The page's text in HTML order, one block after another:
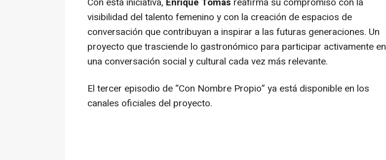
visibilidad del talento femenino y con la creación de espacios de
conversación que contribuyan a inspirar a las futuras generaciones. Un
proyecto que trasciende lo gastronómico para participar activamente en
una conversación social y cultural cada vez más relevante.
El tercer episodio de “Con Nombre Propio” ya está disponible en los
canales oficiales del proyecto.